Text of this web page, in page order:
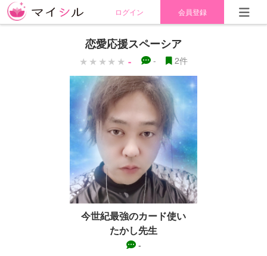
ログイン 会員登録
恋愛応援スペーシア
- - 2件
今世紀最強のカード使い
たかし先生
-